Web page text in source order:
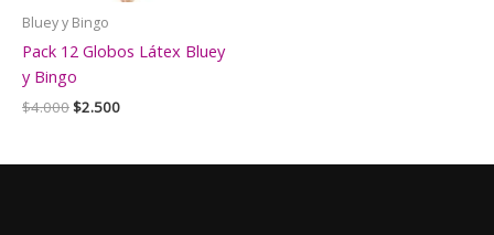
Bluey y Bingo
Pack 12 Globos Látex Bluey
y Bingo
$4.000El
era:
$2.500El
es: